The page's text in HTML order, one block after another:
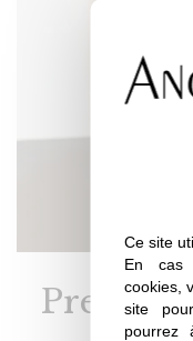
Ce site
En cas
cookies,
site
pourrez
Prestige